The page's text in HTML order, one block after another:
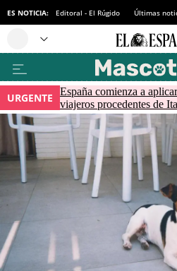
ES NOTICIA: Editoral - El Rúgido Últimas
URGENTE
España comienza a
viajeros procedentes de